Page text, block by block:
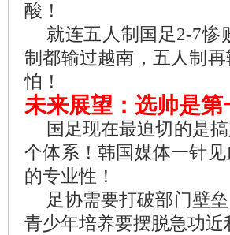
酸！
就连五人制国足2-7惨
制都输过越南，五人制
怕！
未来展望：选帅是
国足现在最迫切的是
个体系！韩国媒体一针
的专业性！
足协需要打破部门壁
青少年培养要摆脱急功